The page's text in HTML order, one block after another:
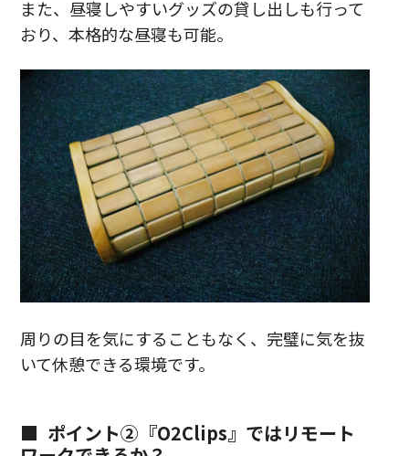
また、昼寝しやすいグッズの貸し出しも行って
おり、本格的な昼寝も可能。
周りの目を気にすることもなく、完璧に気を抜
いて休憩できる環境です。
ポイント②『O2Clips』ではリモート